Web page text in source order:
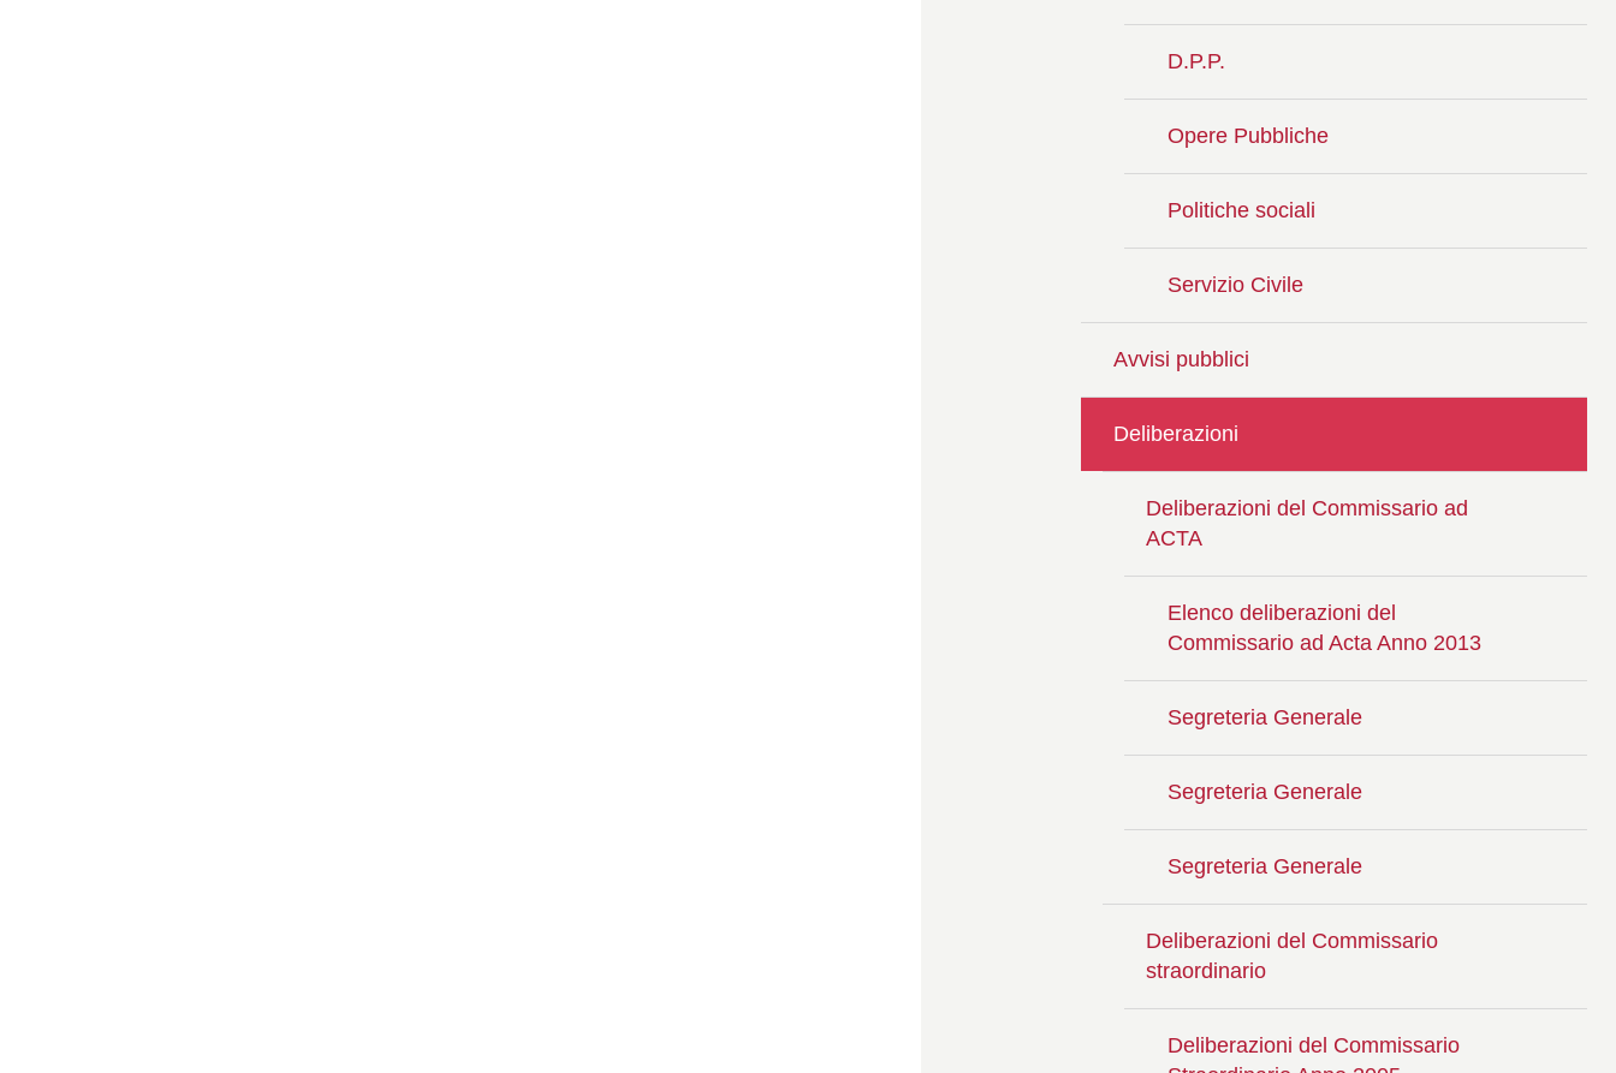
D.P.P.
Opere Pubbliche
Politiche sociali
Servizio Civile
Avvisi pubblici
Deliberazioni
Deliberazioni del Commissario ad
ACTA
Elenco deliberazioni del
Commissario ad Acta Anno 2013
Segreteria Generale
Segreteria Generale
Segreteria Generale
Deliberazioni del Commissario
straordinario
Deliberazioni del Commissario